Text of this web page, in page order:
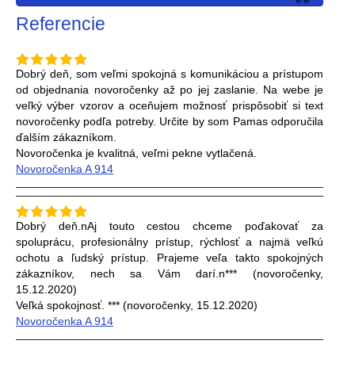
Referencie
Dobrý deň, som veľmi spokojná s komunikáciou a prístupom
od objednania novoročenky až po jej zaslanie. Na webe je
veľký výber vzorov a oceňujem možnosť prispôsobiť si text
novoročenky podľa potreby. Určite by som Pamas odporučila
ďalším zákazníkom.
Novoročenka je kvalitná, veľmi pekne vytlačená.
Novoročenka A 914
Dobrý deň.nAj touto cestou chceme poďakovať za
spoluprácu, profesionálny prístup, rýchlosť a najmä veľkú
ochotu a ľudský prístup. Prajeme veľa takto spokojných
zákazníkov, nech sa Vám darí.n*** (novoročenky,
15.12.2020)
Veľká spokojnosť. *** (novoročenky, 15.12.2020)
Novoročenka A 914